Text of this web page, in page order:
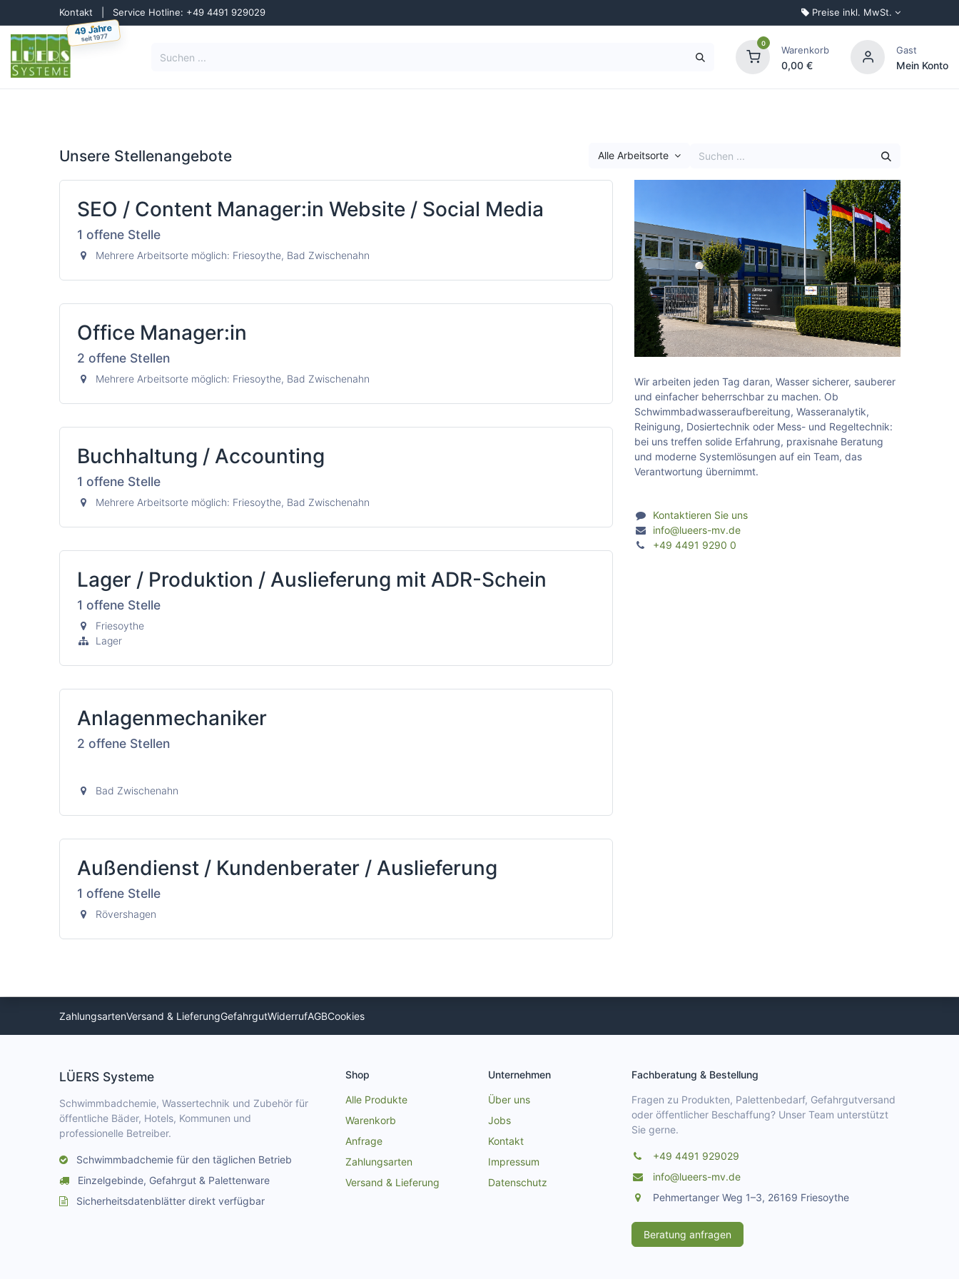
Zum Inhalt springen
Kontakt Service Hotline: +49 4491 929029 Preise inkl. MwSt.
49 Jahre
seit 1977
0
Warenkorb
0,00 €
Gast
Mein Konto
Unsere Stellenangebote Alle Arbeitsorte
SEO / Content Manager:in Website / Social Media
1 offene Stelle
Mehrere Arbeitsorte möglich: Friesoythe, Bad Zwischenahn
Office Manager:in
2 offene Stellen
Mehrere Arbeitsorte möglich: Friesoythe, Bad Zwischenahn
Buchhaltung / Accounting
1 offene Stelle
Mehrere Arbeitsorte möglich: Friesoythe, Bad Zwischenahn
Lager / Produktion / Auslieferung mit ADR-Schein
1 offene Stelle
Friesoythe
Lager
Anlagenmechaniker
2 offene Stellen
Bad Zwischenahn
Außendienst / Kundenberater / Auslieferung
1 offene Stelle
Rövershagen
Wir arbeiten jeden Tag daran, Wasser sicherer, sauberer
und einfacher beherrschbar zu machen. Ob
Schwimmbadwasseraufbereitung, Wasseranalytik,
Reinigung, Dosiertechnik oder Mess- und Regeltechnik:
bei uns treffen solide Erfahrung, praxisnahe Beratung
und moderne Systemlösungen auf ein Team, das
Verantwortung übernimmt.
Kontaktieren Sie uns
info@lueers-mv.de
+49 4491 9290 0
ZahlungsartenVersand & LieferungGefahrgutWiderrufAGBCookies
LÜERS Systeme
Schwimmbadchemie, Wassertechnik und Zubehör für
öffentliche Bäder, Hotels, Kommunen und
professionelle Betreiber.
Schwimmbadchemie für den täglichen Betrieb
Einzelgebinde, Gefahrgut & Palettenware
Sicherheitsdatenblätter direkt verfügbar
Shop
Alle Produkte
Warenkorb
Anfrage
Zahlungsarten
Versand & Lieferung
Unternehmen
Über uns
Jobs
Kontakt
Impressum
Datenschutz
Fachberatung & Bestellung
Fragen zu Produkten, Palettenbedarf, Gefahrgutversand
oder öffentlicher Beschaffung? Unser Team unterstützt
Sie gerne.
+49 4491 929029
info@lueers-mv.de
Pehmertanger Weg 1–3, 26169 Friesoythe
Beratung anfragen